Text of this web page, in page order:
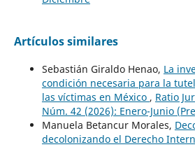
Artículos similares
Sebastián Giraldo Henao, La
condición necesaria para la
las víctimas en México , Ratio
Núm. 42 (2026): Enero-Junio
Manuela Betancur Morales,
decolonizando el Derecho